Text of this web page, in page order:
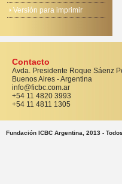
Versión para imprimir
Contacto
Avda. Presidente Roque Sáenz
Buenos Aires - Argentina
info@ficbc.com.ar
+54 11 4820 3993
+54 11 4811 1305
Fundación ICBC Argentina, 2013 -